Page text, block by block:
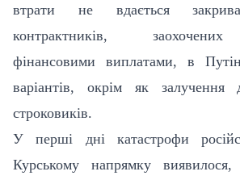
втрати не вдається
контрактників,
фінансовими виплатами, в
варіантів, окрім як
строковиків.
У перші дні катастрофи
Курському напрямку